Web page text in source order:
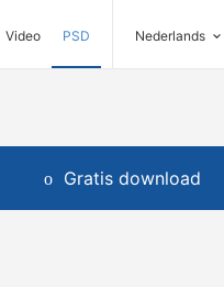
Video PSD Nederlands
Gratis download